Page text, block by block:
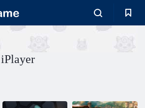
iPlayer